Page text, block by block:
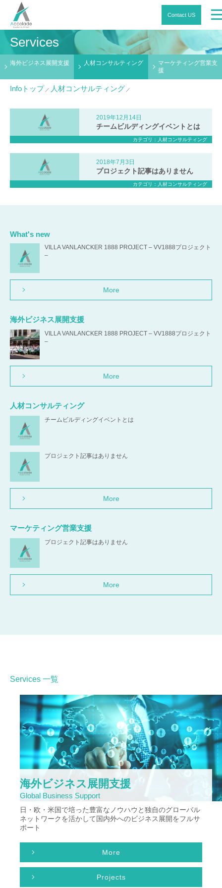
Contact US
Services
海外ビジネス展開支援 人材コンサルティング
マーケティング営業支
援
Infoトップ 人材コンサルティング
2019年12月14日
人材コンサルティング
チームビルディングイベントとは
2018年7月3日
人材コンサルティング
プロジェクト記事はありません
What's new
VILLA VANLANCKER 1888 PROJECT – VV1888プロジェクト
–
More
海外ビジネス展開支援
VILLA VANLANCKER 1888 PROJECT – VV1888プロジェクト
–
More
人材コンサルティング
チームビルディングイベントとは
プロジェクト記事はありません
More
マーケティング営業支援
プロジェクト記事はありません
More
Services 一覧
海外ビジネス展開支援
Global Business Support
日・欧・米国で培った豊富なノウハウと独自のグローバル
ネットワークを活かして国内外へのビジネス展開をフルサ
ポート
More
Projects